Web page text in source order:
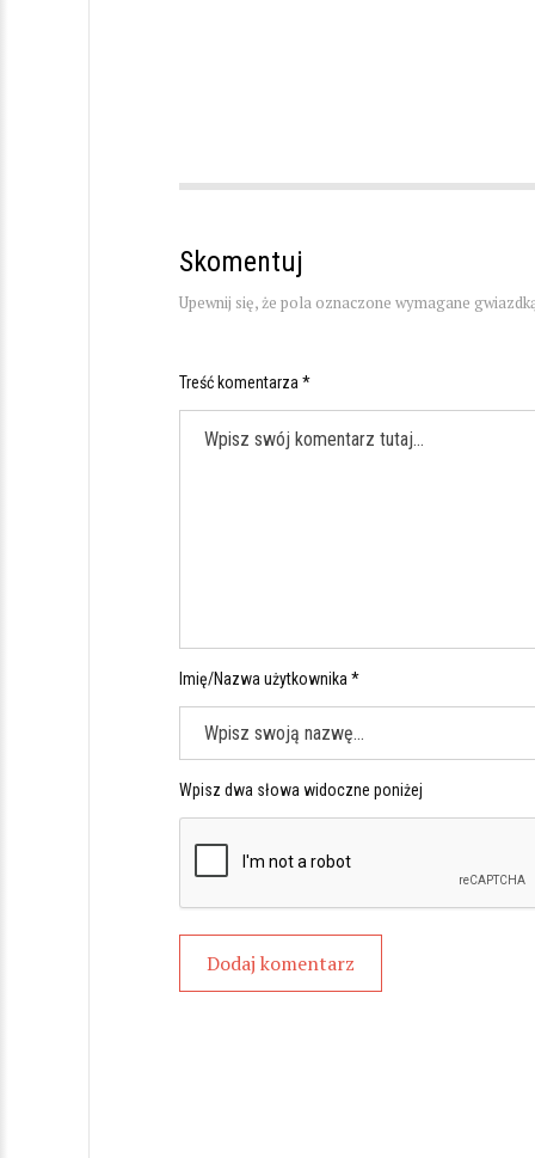
Skomentuj
Upewnij się, że pola oznaczone wymagane
Treść komentarza *
Imię/Nazwa użytkownika *
Wpisz dwa słowa widoczne poniżej